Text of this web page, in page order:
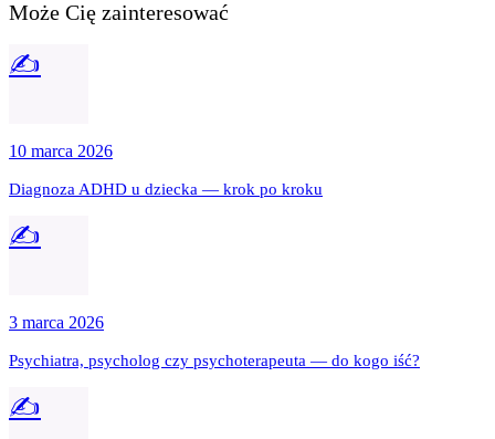
Może Cię zainteresować
✍️
10 marca 2026
Diagnoza ADHD u dziecka — krok po kroku
✍️
3 marca 2026
Psychiatra, psycholog czy psychoterapeuta — do kogo iść?
✍️